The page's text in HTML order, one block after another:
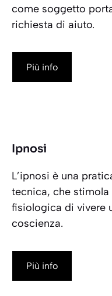
come soggetto
richiesta di aiuto.
Più info
Ipnosi
L’ipnosi è una
tecnica, che
fisiologica di vivere
coscienza.
Più info